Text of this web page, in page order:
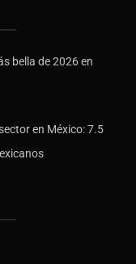
bella de 2026 en
en México: 7.5